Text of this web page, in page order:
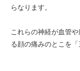
らなります。
これらの神経が血管
る顔の痛みのとこを「